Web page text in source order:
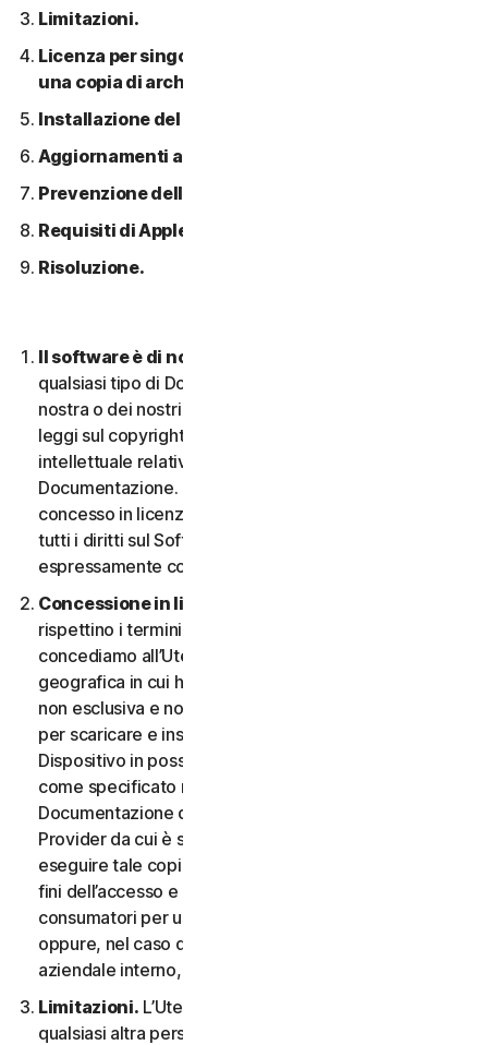
Limitazioni.
Licenza per singolo dispositivo; consentita solo
una copia di archivio o di backup.
Installazione del software.
Aggiornamenti automatici dei contenuti.
Prevenzione della pirateria software.
Requisiti di Apple.
Risoluzione.
Il software è di nostra proprietà.
qualsiasi tipo di Documentazione sono di proprietà
nostra o dei nostri licenziatari e sono protetti dalle
leggi sul copyright. Ciò include tutti i Diritti di proprietà
intellettuale relativi al Software e alla
Documentazione. Qualsiasi Software fornito da noi è
concesso in licenza e non venduto, e ci riserviamo
tutti i diritti sul Software e la Documentazione non
espressamente concessi nel CLS.
Concessione in licenza.
rispettino i termini e le condizioni del CLS,
concediamo all’Utente, nel territorio o nell’area
geografica in cui ha acquisito il Software, una licenza
non esclusiva e non trasferibile a tempo indeterminato
per scaricare e installare una copia del Software sul
Dispositivo in possesso o controllato dall'Utente,
come specificato nel Diritto al Servizio o nella
Documentazione della transazione applicabile dal
Provider da cui è stato ottenuto il Servizio, e per
eseguire tale copia del Software esclusivamente ai
fini dell’accesso e dell’utilizzo dei Servizi per i
consumatori per uso personale non commerciale,
oppure, nel caso dei Servizi aziendali, per uso
aziendale interno, durante il Periodo del Servizio.
Limitazioni. L’Utente non può, né può permettere a
qualsiasi altra persona, quanto segue: